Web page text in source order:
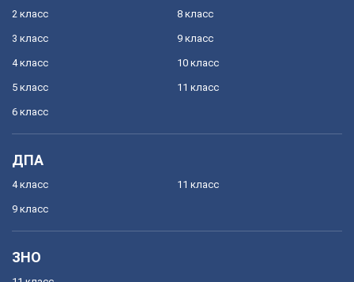
2 класс
3 класс
4 класс
5 класс
6 класс
8 класс
9 класс
10 класс
11 класс
ДПА
4 класс
9 класс
11 класс
ЗНО